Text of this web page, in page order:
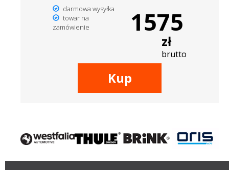
darmowa wysyłka
towar na
zamówienie
1575
zł
brutto
Kup